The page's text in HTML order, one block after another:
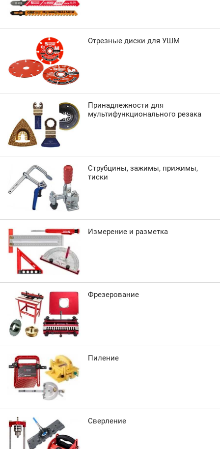
Отрезные диски для УШМ
Принадлежности для
мультифункционального резака
Струбцины, зажимы, прижимы,
тиски
Измерение и разметка
Фрезерование
Пиление
Сверление